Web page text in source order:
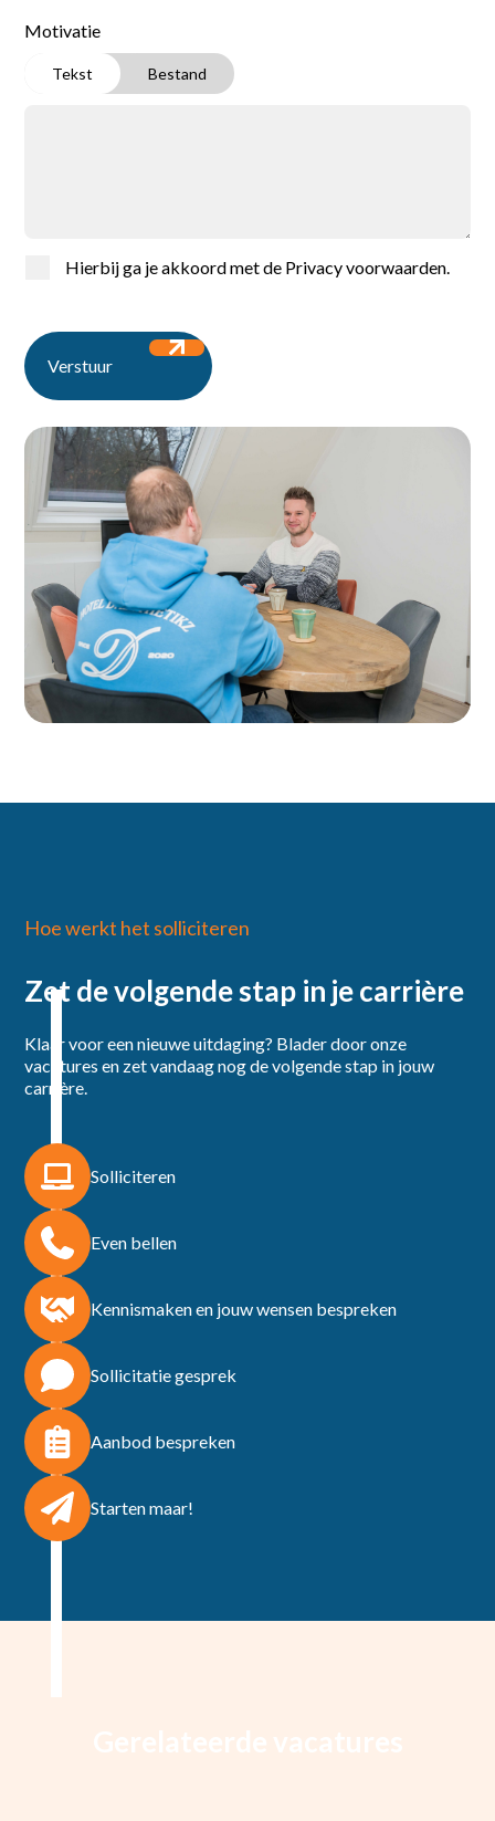
Vacatures
Voor werkgevers
Over ons
Contact
Ontdek de vacatures
Motivatie
Tekst Bestand
Hierbij ga je akkoord met de Privacy voorwaarden.
Verstuur
Hoe werkt het solliciteren
Zet de volgende stap in je carrière
Klaar voor een nieuwe uitdaging? Blader door onze
vacatures en zet vandaag nog de volgende stap in jouw
carrière.
Solliciteren
Even bellen
Kennismaken en jouw wensen bespreken
Sollicitatie gesprek
Aanbod bespreken
Starten maar!